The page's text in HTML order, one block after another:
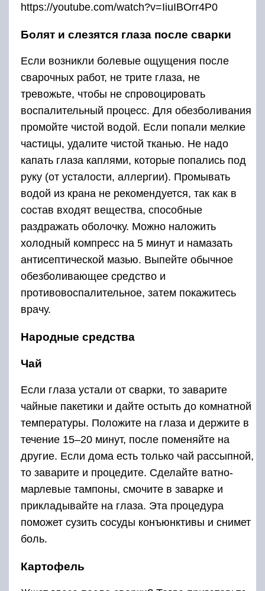
https://youtube.com/watch?v=IiuIBOrr4P0
Болят и слезятся глаза после сварки
Если возникли болевые ощущения после
сварочных работ, не трите глаза, не
тревожьте, чтобы не спровоцировать
воспалительный процесс. Для обезболивания
промойте чистой водой. Если попали мелкие
частицы, удалите чистой тканью. Не надо
капать глаза каплями, которые попались под
руку (от усталости, аллергии). Промывать
водой из крана не рекомендуется, так как в
состав входят вещества, способные
раздражать оболочку. Можно наложить
холодный компресс на 5 минут и намазать
антисептической мазью. Выпейте обычное
обезболивающее средство и
противовоспалительное, затем покажитесь
врачу.
Народные средства
Чай
Если глаза устали от сварки, то заварите
чайные пакетики и дайте остыть до комнатной
температуры. Положите на глаза и держите в
течение 15–20 минут, после поменяйте на
другие. Если дома есть только чай рассыпной,
то заварите и процедите. Сделайте ватно-
марлевые тампоны, смочите в заварке и
прикладывайте на глаза. Эта процедура
поможет сузить сосуды конъюнктивы и снимет
боль.
Картофель